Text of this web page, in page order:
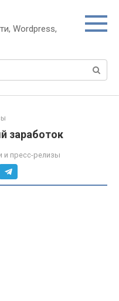
Wordpress,
заработок
и пресс-релизы